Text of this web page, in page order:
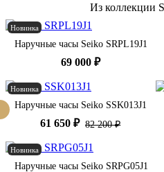
Из коллекции
Новинка
Наручные часы Seiko SRPL19J1
69 000 ₽
Новинка
Наручные часы Seiko SSK013J1
61 650 ₽ 82 200 ₽
Новинка
Наручные часы Seiko SRPG05J1